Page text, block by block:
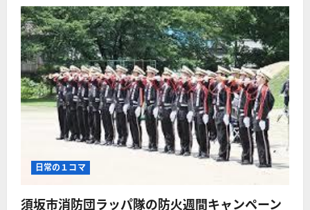
須
坂
の
誇
り！
に
つ
い
て
さ
ら
に
読
む
会
で
県
大
会
優
勝
の
報
告
演
奏
を
す
る！
ッ
パ
奏
の
誇
り！
須
坂
消
防
団
演
奏
隊！
定
期
演
奏
（H28
年
フ
ィ
日常の１コマ
須坂市消防団ラッパ隊の防火週間キャンペーン